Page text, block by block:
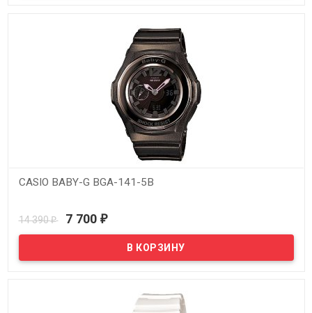
CASIO BABY-G BGA-141-5B
14 390₽ 7 700 ₽